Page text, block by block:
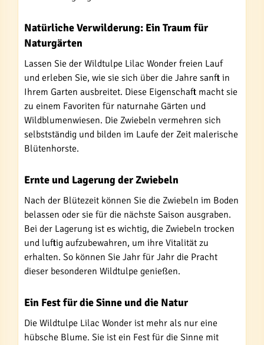
Natürliche Verwilderung: Ein Traum für
Naturgärten
Lassen Sie der Wildtulpe Lilac Wonder freien Lauf
und erleben Sie, wie sie sich über die Jahre sanft in
Ihrem Garten ausbreitet. Diese Eigenschaft macht sie
zu einem Favoriten für naturnahe Gärten und
Wildblumenwiesen. Die Zwiebeln vermehren sich
selbstständig und bilden im Laufe der Zeit malerische
Blütenhorste.
Ernte und Lagerung der Zwiebeln
Nach der Blütezeit können Sie die Zwiebeln im Boden
belassen oder sie für die nächste Saison ausgraben.
Bei der Lagerung ist es wichtig, die Zwiebeln trocken
und luftig aufzubewahren, um ihre Vitalität zu
erhalten. So können Sie Jahr für Jahr die Pracht
dieser besonderen Wildtulpe genießen.
Ein Fest für die Sinne und die Natur
Die Wildtulpe Lilac Wonder ist mehr als nur eine
hübsche Blume. Sie ist ein Fest für die Sinne mit